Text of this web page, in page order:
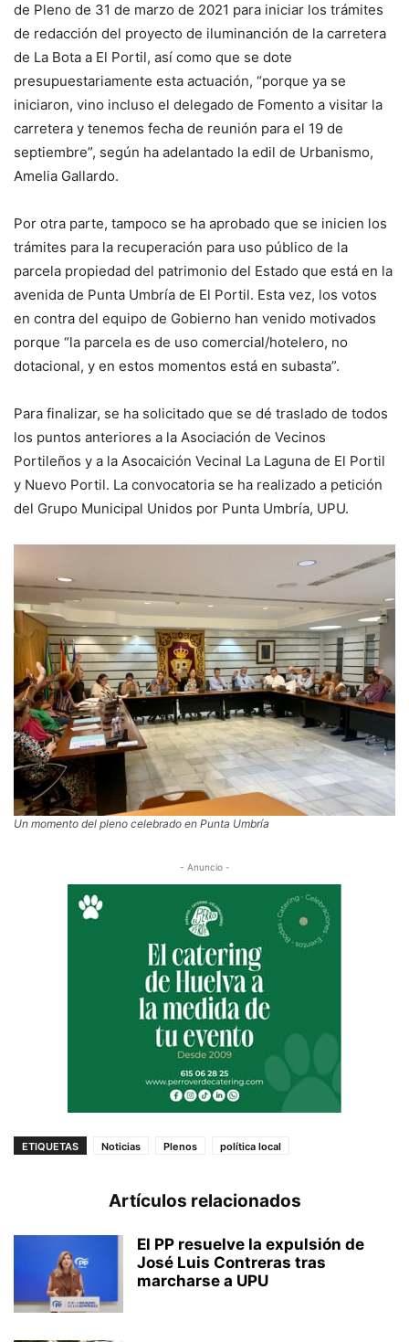
de Pleno de 31 de marzo de 2021 para iniciar los trámites
de redacción del proyecto de iluminanción de la carretera
de La Bota a El Portil, así como que se dote
presupuestariamente esta actuación, “porque ya se
iniciaron, vino incluso el delegado de Fomento a visitar la
carretera y tenemos fecha de reunión para el 19 de
septiembre”, según ha adelantado la edil de Urbanismo,
Amelia Gallardo.
Por otra parte, tampoco se ha aprobado que se inicien los
trámites para la recuperación para uso público de la
parcela propiedad del patrimonio del Estado que está en la
avenida de Punta Umbría de El Portil. Esta vez, los votos
en contra del equipo de Gobierno han venido motivados
porque “la parcela es de uso comercial/hotelero, no
dotacional, y en estos momentos está en subasta”.
Para finalizar, se ha solicitado que se dé traslado de todos
los puntos anteriores a la Asociación de Vecinos
Portileños y a la Asocaición Vecinal La Laguna de El Portil
y Nuevo Portil. La convocatoria se ha realizado a petición
del Grupo Municipal Unidos por Punta Umbría, UPU.
Un momento del pleno celebrado en Punta Umbría
- Anuncio -
ETIQUETAS Noticias Plenos política local
Artículos relacionados
El PP resuelve la expulsión de
José Luis Contreras tras
marcharse a UPU